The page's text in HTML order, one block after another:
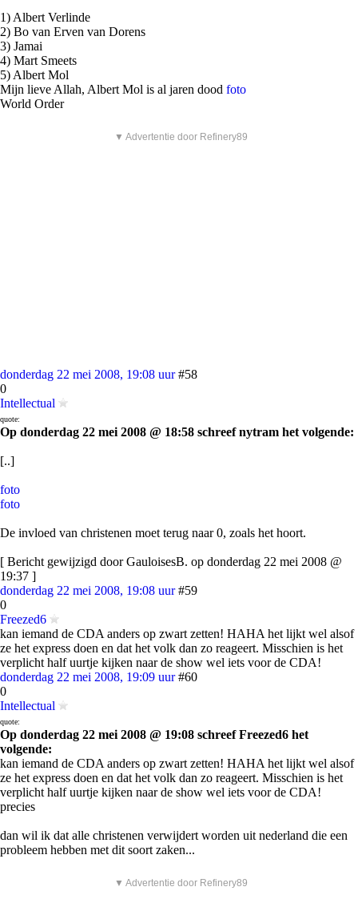
1) Albert Verlinde
2) Bo van Erven van Dorens
3) Jamai
4) Mart Smeets
5) Albert Mol
Mijn lieve Allah, Albert Mol is al jaren dood foto
World Order
▼ Advertentie door Refinery89
donderdag 22 mei 2008, 19:08 uur #58
0
Intellectual
quote:
Op donderdag 22 mei 2008 @ 18:58 schreef nytram het volgende:
[..]
foto
foto
De invloed van christenen moet terug naar 0, zoals het hoort.
[ Bericht gewijzigd door GauloisesB. op donderdag 22 mei 2008 @
19:37 ]
donderdag 22 mei 2008, 19:08 uur #59
0
Freezed6
kan iemand de CDA anders op zwart zetten! HAHA het lijkt wel alsof
ze het express doen en dat het volk dan zo reageert. Misschien is het
verplicht half uurtje kijken naar de show wel iets voor de CDA!
donderdag 22 mei 2008, 19:09 uur #60
0
Intellectual
quote:
Op donderdag 22 mei 2008 @ 19:08 schreef Freezed6 het
volgende:
kan iemand de CDA anders op zwart zetten! HAHA het lijkt wel alsof
ze het express doen en dat het volk dan zo reageert. Misschien is het
verplicht half uurtje kijken naar de show wel iets voor de CDA!
precies
dan wil ik dat alle christenen verwijdert worden uit nederland die een
probleem hebben met dit soort zaken...
▼ Advertentie door Refinery89